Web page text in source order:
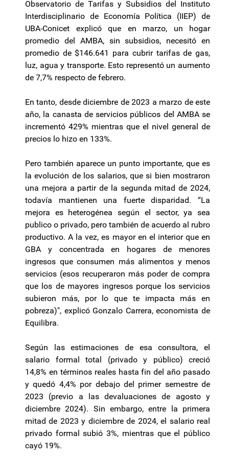
Observatorio de Tarifas y Subsidios del Instituto
Interdisciplinario de Economía Política (IIEP) de
UBA-Conicet explicó que en marzo, un hogar
promedio del AMBA, sin subsidios, necesitó en
promedio de $146.641 para cubrir tarifas de gas,
luz, agua y transporte. Esto representó un aumento
de 7,7% respecto de febrero.
En tanto, desde diciembre de 2023 a marzo de este
año, la canasta de servicios públicos del AMBA se
incrementó 429% mientras que el nivel general de
precios lo hizo en 133%.
Pero también aparece un punto importante, que es
la evolución de los salarios, que si bien mostraron
una mejora a partir de la segunda mitad de 2024,
todavía mantienen una fuerte disparidad. “La
mejora es heterogénea según el sector, ya sea
publico o privado, pero también de acuerdo al rubro
productivo. A la vez, es mayor en el interior que en
GBA y concentrada en hogares de menores
ingresos que consumen más alimentos y menos
servicios (esos recuperaron más poder de compra
que los de mayores ingresos porque los servicios
subieron más, por lo que te impacta más en
pobreza)″, explicó Gonzalo Carrera, economista de
Equilibra.
Según las estimaciones de esa consultora, el
salario formal total (privado y público) creció
14,8% en términos reales hasta fin del año pasado
y quedó 4,4% por debajo del primer semestre de
2023 (previo a las devaluaciones de agosto y
diciembre 2024). Sin embargo, entre la primera
mitad de 2023 y diciembre de 2024, el salario real
privado formal subió 3%, mientras que el público
cayó 19%.